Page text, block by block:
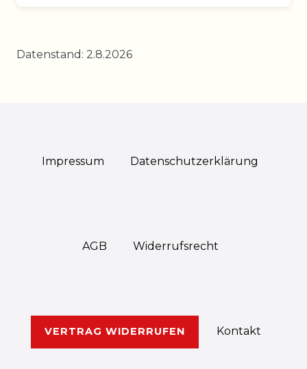
Datenstand: 2.8.2026
Impressum Daten­schutz­erklärung
AGB Widerrufs­recht
VERTRAG WIDERRUFEN Kontakt